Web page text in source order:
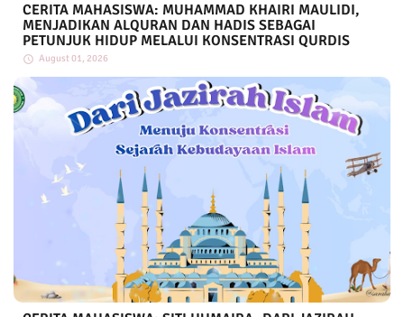
CERITA MAHASISWA: MUHAMMAD KHAIRI MAULIDI,
MENJADIKAN ALQURAN DAN HADIS SEBAGAI
PETUNJUK HIDUP MELALUI KONSENTRASI QURDIS
August 01, 2026